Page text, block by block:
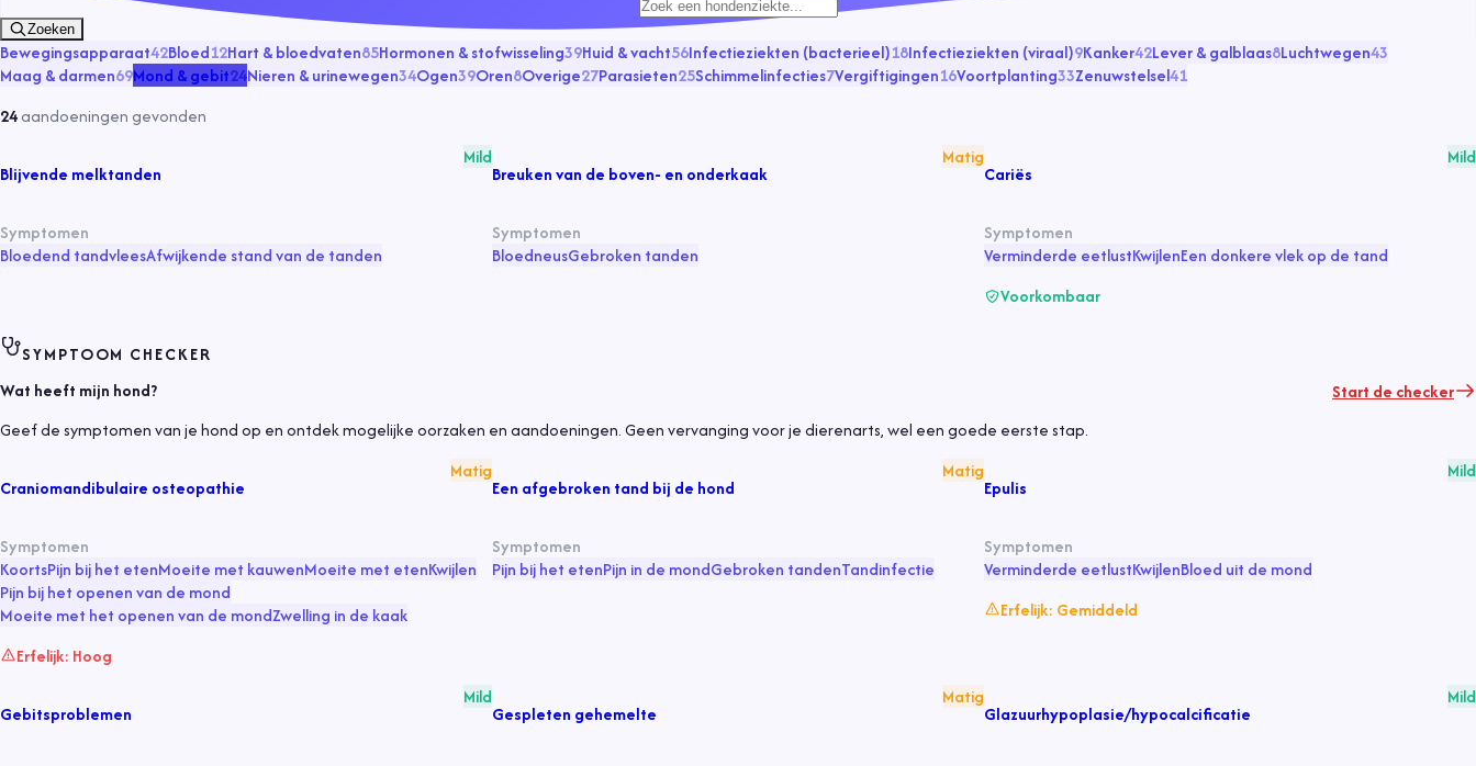
Zoeken
Bewegingsapparaat42Bloed12Hart & bloedvaten85Hormonen & stofwisseling39Huid & vacht56Infectieziekten (bacterieel)18Infectieziekten (viraal)9Kanker42Lever & galblaas8Luchtwegen43
Maag & darmen69Mond & gebit24Nieren & urinewegen34Ogen39Oren8Overige27Parasieten25Schimmelinfecties7Vergiftigingen16Voortplanting33Zenuwstelsel41
24aandoeningen gevonden
Blijvende melktanden
Mild
Symptomen
Bloedend tandvleesAfwijkende stand van de tanden
Breuken van de boven- en onderkaak
Matig
Symptomen
BloedneusGebroken tanden
Cariës
Mild
Symptomen
Verminderde eetlustKwijlenEen donkere vlek op de tand
Voorkombaar
Craniomandibulaire osteopathie
Matig
Symptomen
KoortsPijn bij het etenMoeite met kauwenMoeite met etenKwijlen
Pijn bij het openen van de mond
Moeite met het openen van de mondZwelling in de kaak
Erfelijk: Hoog
Een afgebroken tand bij de hond
Matig
Symptomen
Pijn bij het etenPijn in de mondGebroken tandenTandinfectie
Epulis
Mild
Symptomen
Verminderde eetlustKwijlenBloed uit de mond
Erfelijk: Gemiddeld
Gebitsproblemen
Mild
Gespleten gehemelte
Matig
Glazuurhypoplasie/hypocalcificatie
Mild
SYMPTOOM CHECKER
Wat heeft mijn hond?
Geef de symptomen van je hond op en ontdek mogelijke oorzaken en aandoeningen. Geen vervanging voor je dierenarts, wel een goede eerste stap.
Start de checker